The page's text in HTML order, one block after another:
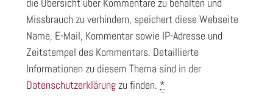
Missbrauch zu verhindern, speichert diese Webseite
Name, E-Mail, Kommentar sowie IP-Adresse und
Zeitstempel des Kommentars. Detaillierte
Informationen zu diesem Thema sind in der
Datenschutzerklärungzu finden. *